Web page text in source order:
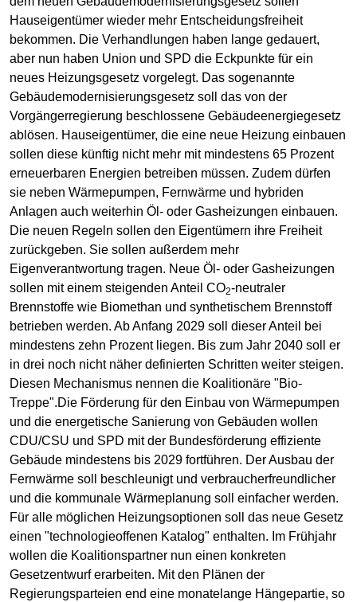
Hauseigentümer wieder mehr Entscheidungsfreiheit
bekommen. Die Verhandlungen haben lange gedauert,
aber nun haben Union und SPD die Eckpunkte für ein
neues Heizungsgesetz vorgelegt. Das sogenannte
Gebäudemodernisierungsgesetz soll das von der
Vorgängerregierung beschlossene Gebäudeenergiegesetz
ablösen. Hauseigentümer, die eine neue Heizung einbauen
sollen diese künftig nicht mehr mit mindestens 65 Prozent
erneuerbaren Energien betreiben müssen. Zudem dürfen
sie neben Wärmepumpen, Fernwärme und hybriden
Anlagen auch weiterhin Öl- oder Gasheizungen einbauen.
Die neuen Regeln sollen den Eigentümern ihre Freiheit
zurückgeben. Sie sollen außerdem mehr
Eigenverantwortung tragen. Neue Öl- oder Gasheizungen
sollen mit einem steigenden Anteil CO2-neutraler
Brennstoffe wie Biomethan und synthetischem Brennstoff
betrieben werden. Ab Anfang 2029 soll dieser Anteil bei
mindestens zehn Prozent liegen. Bis zum Jahr 2040 soll er
in drei noch nicht näher definierten Schritten weiter steigen.
Diesen Mechanismus nennen die Koalitionäre "Bio-
Treppe".Die Förderung für den Einbau von Wärmepumpen
und die energetische Sanierung von Gebäuden wollen
CDU/CSU und SPD mit der Bundesförderung effiziente
Gebäude mindestens bis 2029 fortführen. Der Ausbau der
Fernwärme soll beschleunigt und verbraucherfreundlicher
und die kommunale Wärmeplanung soll einfacher werden.
Für alle möglichen Heizungsoptionen soll das neue Gesetz
einen "technologieoffenen Katalog" enthalten. Im Frühjahr
wollen die Koalitionspartner nun einen konkreten
Gesetzentwurf erarbeiten. Mit den Plänen der
Regierungsparteien end eine monatelange Hängepartie, so